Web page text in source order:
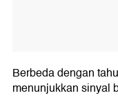
Berbeda dengan
menunjukkan sinyal